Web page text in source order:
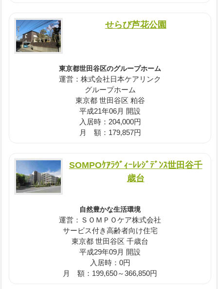
せらび芦花公園
東京都世田谷区のグループホーム
運営：株式会社日本ケアリンク
グループホーム
東京都 世田谷区 粕谷
平成21年06月 開設
入居時：204,000円
月 額：179,857円
SOMPOｹｱﾗｳﾞｨｰﾚﾚｼﾞﾃﾞﾝｽ世田谷千
歳台
自然豊かな生活環境
運営：ＳＯＭＰＯケア株式会社
サービス付き高齢者向け住宅
東京都 世田谷区 千歳台
平成29年09月 開設
入居時：0円
月 額：199,650～366,850円